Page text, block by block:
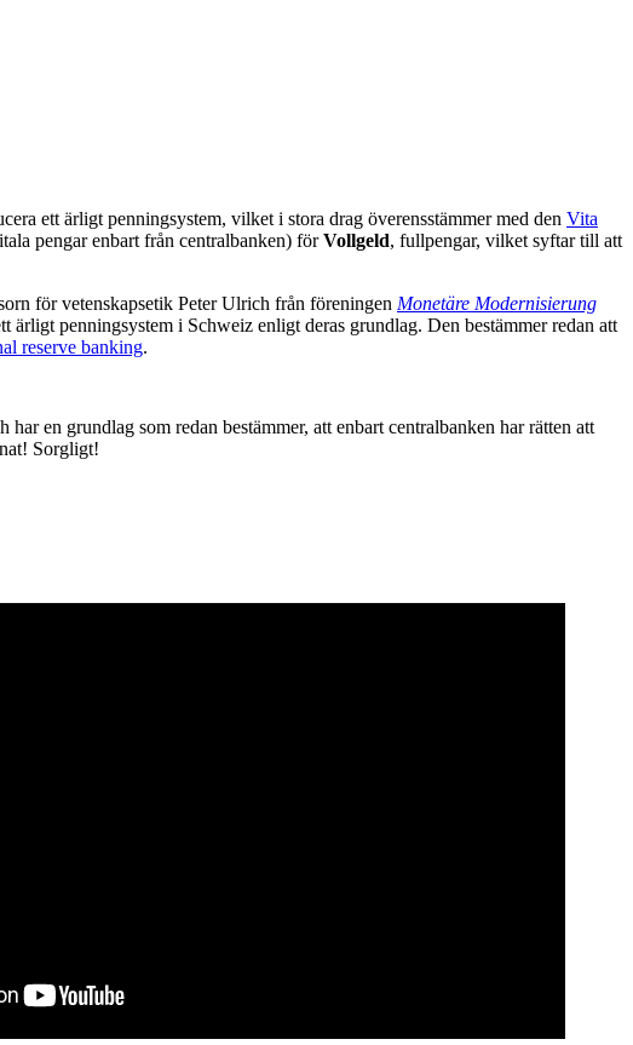
ett ärligt penningsystem, vilket i stora drag överensstämmer med den Vita
pengar enbart från centralbanken) förVollgeld, fullpengar, vilket syftar till att
för vetenskapsetik Peter Ulrich från föreningen Monetäre Modernisierung
ärligt penningsystem i Schweiz enligt deras grundlag. Den bestämmer redan att
reserve banking.
en grundlag som redan bestämmer, att enbart centralbanken har rätten att
Sorgligt!